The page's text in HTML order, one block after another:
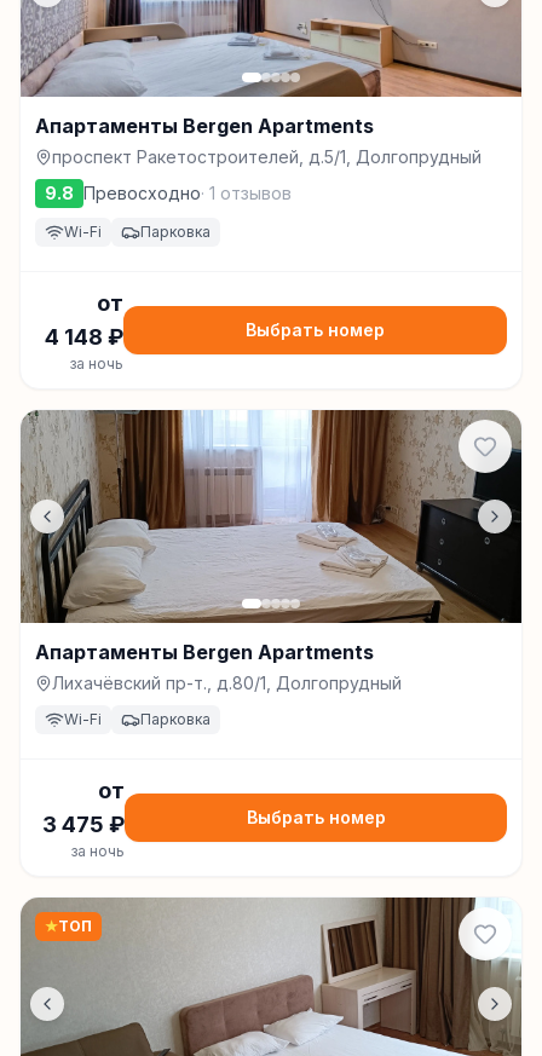
Апартаменты Bergen Apartments
проспект Ракетостроителей, д.5/1, Долгопрудный
9.8 Превосходно· 1 отзывов
Wi-Fi Парковка
от
4 148 ₽
за ночь
Выбрать номер
Апартаменты Bergen Apartments
Лихачёвский пр-т., д.80/1, Долгопрудный
Wi-Fi Парковка
от
3 475 ₽
за ночь
Выбрать номер
★ТОП